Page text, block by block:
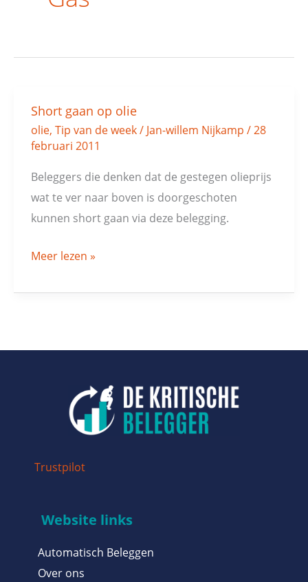
Short gaan op olie
olie, Tip van de week/ Jan-willem Nijkamp /28
februari 2011
Beleggers die denken dat de gestegen olieprijs
wat te ver naar boven is doorgeschoten
kunnen short gaan via deze belegging.
Short
gaan
op
olie
Meer lezen »
Trustpilot
Website links
Automatisch Beleggen
Over ons